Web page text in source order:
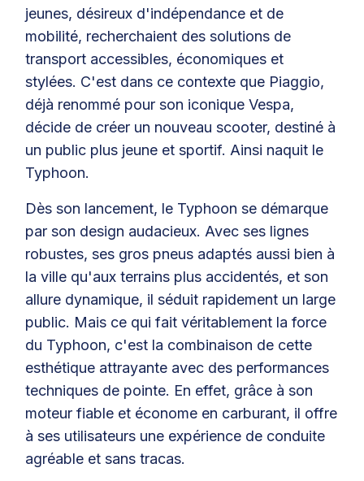
jeunes, désireux d'indépendance et de
mobilité, recherchaient des solutions de
transport accessibles, économiques et
stylées. C'est dans ce contexte que Piaggio,
déjà renommé pour son iconique Vespa,
décide de créer un nouveau scooter, destiné à
un public plus jeune et sportif. Ainsi naquit le
Typhoon.
Dès son lancement, le Typhoon se démarque
par son design audacieux. Avec ses lignes
robustes, ses gros pneus adaptés aussi bien à
la ville qu'aux terrains plus accidentés, et son
allure dynamique, il séduit rapidement un large
public. Mais ce qui fait véritablement la force
du Typhoon, c'est la combinaison de cette
esthétique attrayante avec des performances
techniques de pointe. En effet, grâce à son
moteur fiable et économe en carburant, il offre
à ses utilisateurs une expérience de conduite
agréable et sans tracas.